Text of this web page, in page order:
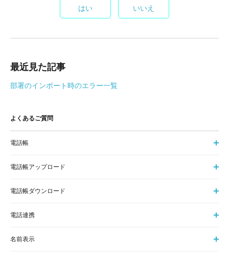
はい いいえ
最近見た記事
部署のインポート時のエラー一覧
よくあるご質問
電話帳
電話帳アップロード
電話帳ダウンロード
電話連携
名前表示